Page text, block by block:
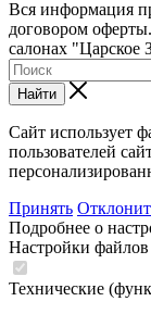
Вся информация
договором
салонах "Царское
Найти
Сайт использует
пользователей
Принять
Подробнее о
Настройки
Технические